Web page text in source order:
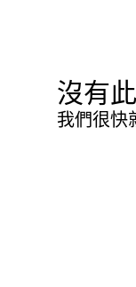
沒有
我們很快